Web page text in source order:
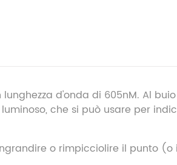
lunghezza d'onda di 605nM. Al
che si può usare per
o rimpicciolire il punto